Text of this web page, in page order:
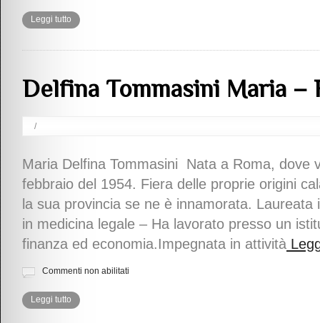
Leggi tutto
Delfina Tommasini Maria –
/
Maria Delfina Tommasini Nata a Roma, dove
febbraio del 1954. Fiera delle proprie origini
la sua provincia se ne è innamorata.
in medicina legale – Ha lavorato presso un
finanza ed economia.Impegnata in attività
Commenti non abilitati
Leggi tutto